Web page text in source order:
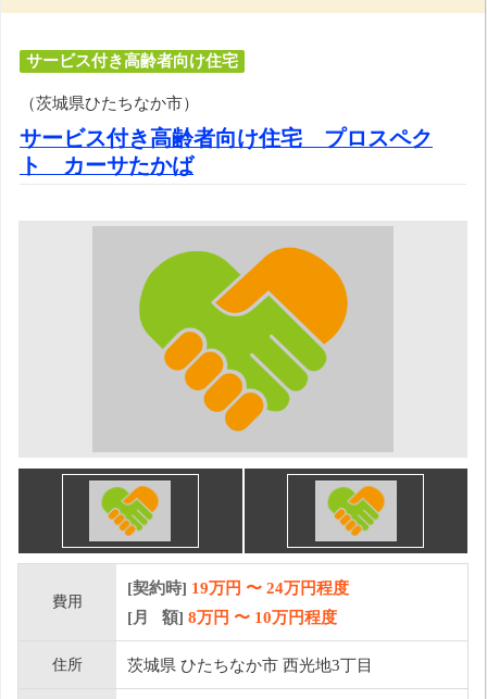
サービス付き高齢者向け住宅
（茨城県ひたちなか市）
サービス付き高齢者向け住宅 プロスペク
ト カーサたかば
費用
[契約時] 19万円 〜 24万円程度
[月 額] 8万円 〜 10万円程度
住所 茨城県 ひたちなか市 西光地3丁目